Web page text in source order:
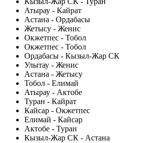
Атырау - Кайрат
Астана - Ордабасы
Жетысу - Женис
Окжетпес - Тобол
Окжетпес - Тобол
Ордабасы - Кызыл-Жар СК
Улытау - Женис
Астана - Жетысу
Тобол - Елимай
Атырау - Актобе
Туран - Кайрат
Кайсар - Окжетпес
Елимай - Кайсар
Актобе - Туран
Кызыл-Жар СК - Астана